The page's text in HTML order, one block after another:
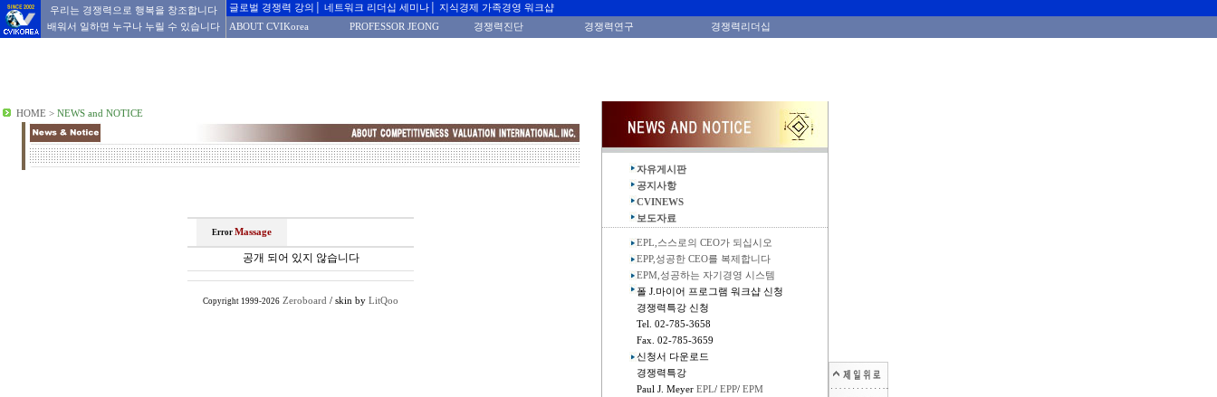
우리는 경쟁력으로 행복을 창조합니다
배워서 일하면 누구나 누릴 수 있습니다
글로벌 경쟁력 강의│ 네트워크 리더십 세미나│ 지식경제 가족경영 워크샵
ABOUT CVIKorea
PROFESSOR JEONG 경쟁력진단 경쟁력연구 경쟁력리더십
HOME > NEWS and NOTICE
Error Massage
공개 되어 있지 않습니다
Copyright 1999-2026 Zeroboard / skin by LitQoo
자유게시판
공지사항
CVINEWS
보도자료
EPL,스스로의 CEO가 되십시오
EPP,성공한 CEO를 복제합니다
EPM,성공하는 자기경영 시스템
폴 J.마이어 프로그램 워크샵 신청
경쟁력특강 신청
Tel. 02-785-3658
Fax. 02-785-3659
신청서 다운로드
경쟁력특강
Paul J. Meyer EPL/ EPP/ EPM